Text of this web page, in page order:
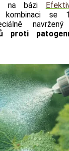
na bázi
se
proti